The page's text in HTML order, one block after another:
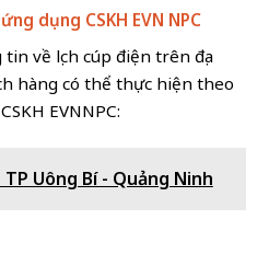
dụng CSKH EVN NPC
về lịch cúp điện trên địa
hàng có thể thực hiện theo
EVNNPC:
TP Uông Bí - Quảng Ninh